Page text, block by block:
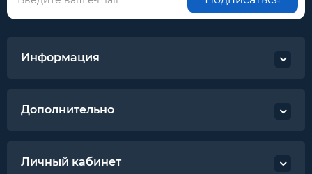
Информация
Дополнительно
Личный кабинет